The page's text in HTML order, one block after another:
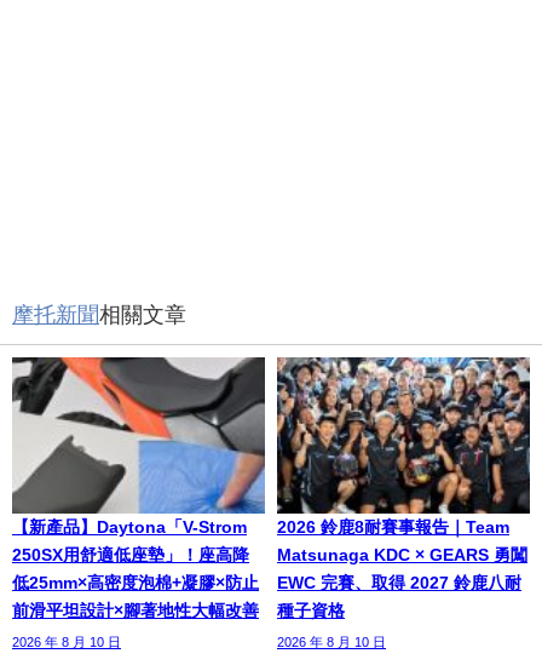
摩托新聞相關文章
【新產品】Daytona「V-Strom
250SX用舒適低座墊」！座高降
低25mm×高密度泡棉+凝膠×防止
前滑平坦設計×腳著地性大幅改善
2026 年 8 月 10 日
2026 鈴鹿8耐賽事報告｜Team
Matsunaga KDC × GEARS 勇闖
EWC 完賽、取得 2027 鈴鹿八耐
種子資格
2026 年 8 月 10 日